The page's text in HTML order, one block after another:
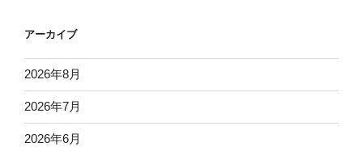
アーカイブ
2026年8月
2026年7月
2026年6月